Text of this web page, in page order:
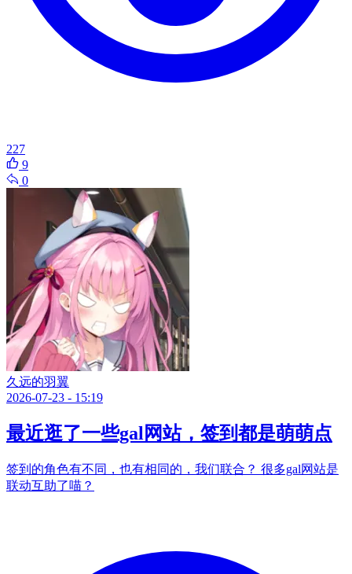
227
9
0
久远的羽翼
2026-07-23 - 15:19
最近逛了一些gal网站，签到都是萌萌点
签到的角色有不同，也有相同的，我们联合？ 很多gal网站是
联动互助了喵？